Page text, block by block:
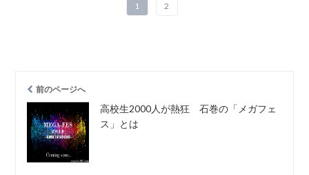
1 2
前のページへ
高校生2000人が熱狂 石巻の「メガフェ
ス」とは